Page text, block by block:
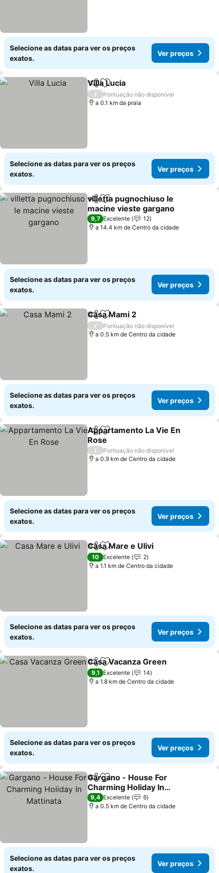
Selecione as datas para ver os preços
exatos.
Ver preços
PartilharAdicionar aos favoritos
Villa Lucia
/
Pontuação não disponível
a 0.1 km da praia
Selecione as datas para ver os preços
exatos.
Ver preços
PartilharAdicionar aos favoritos
villetta pugnochiuso le
macine vieste gargano
Ver preços
9,7 Excelente
12
a 14.4 km de Centro da cidade
Selecione as datas para ver os preços
exatos.
Ver preços
PartilharAdicionar aos favoritos
Casa Mami 2
/
Pontuação não disponível
a 0.5 km de Centro da cidade
Selecione as datas para ver os preços
exatos.
Ver preços
PartilharAdicionar aos favoritos
Appartamento La Vie En
Rose
Ver preços
/
Pontuação não disponível
a 0.9 km de Centro da cidade
Selecione as datas para ver os preços
exatos.
Ver preços
PartilharAdicionar aos favoritos
Casa Mare e Ulivi
10 Excelente
2
a 1.1 km de Centro da cidade
Selecione as datas para ver os preços
exatos.
Ver preços
PartilharAdicionar aos favoritos
Casa Vacanza Green
9,1 Excelente
14
a 1.8 km de Centro da cidade
Selecione as datas para ver os preços
exatos.
Ver preços
PartilharAdicionar aos favoritos
Gargano - House For
Charming Holiday In
Mattinata
Ver preços
9,4 Excelente
6
a 0.5 km de Centro da cidade
Selecione as datas para ver os preços
exatos.
Ver preços